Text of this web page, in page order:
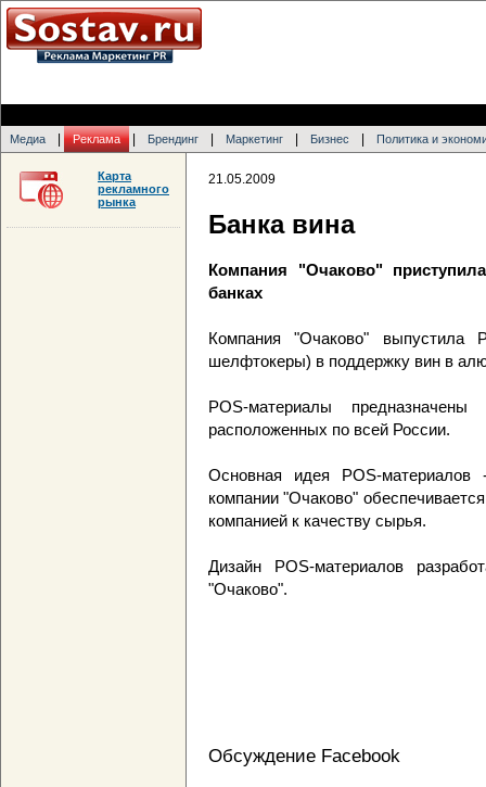
Медиа Реклама Брендинг Маркетинг Бизнес Политика и
21.05.2009
Банка вина
Компания "Очаково"
банках
Компания "Очаково" выпустила
шелфтокеры) в поддержку вин в
POS-материалы
расположенных по всей России.
Основная идея POS-материалов
компании "Очаково"
компанией к качеству сырья.
Дизайн POS-материалов
"Очаково".
Обсуждение Facebook
Карта
рекламного
рынка